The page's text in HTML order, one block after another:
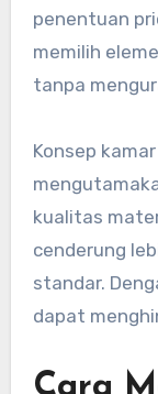
penentuan
memilih
tanpa
Konsep
kualitas
cenderung
standar.
dapat